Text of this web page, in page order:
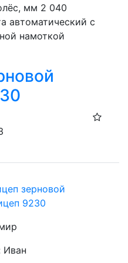
мм 2 040
автоматический с
намоткой
зерновой
9230
Иван